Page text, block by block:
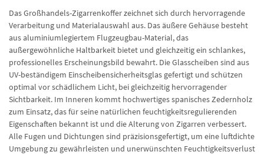
Das Großhandels-Zigarrenkoffer zeichnet sich durch hervorragende
Verarbeitung und Materialauswahl aus. Das äußere Gehäuse besteht
aus aluminiumlegiertem Flugzeugbau-Material, das
außergewöhnliche Haltbarkeit bietet und gleichzeitig ein schlankes,
professionelles Erscheinungsbild bewahrt. Die Glasscheiben sind aus
UV-beständigem Einscheibensicherheitsglas gefertigt und schützen
optimal vor schädlichem Licht, bei gleichzeitig hervorragender
Sichtbarkeit. Im Inneren kommt hochwertiges spanisches Zedernholz
zum Einsatz, das für seine natürlichen feuchtigkeitsregulierenden
Eigenschaften bekannt ist und die Alterung von Zigarren verbessert.
Alle Fugen und Dichtungen sind präzisionsgefertigt, um eine luftdichte
Umgebung zu gewährleisten und unerwünschten Feuchtigkeitsverlust